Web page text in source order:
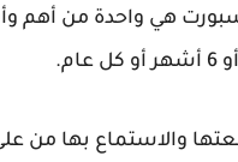
هي واحدة من أهم
والاستماع بها من على